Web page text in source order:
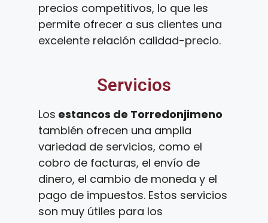
precios competitivos, lo que les
permite ofrecer a sus clientes una
excelente relación calidad-precio.
Servicios
Los estancos de Torredonjimeno
también ofrecen una amplia
variedad de servicios, como el
cobro de facturas, el envío de
dinero, el cambio de moneda y el
pago de impuestos. Estos servicios
son muy útiles para los